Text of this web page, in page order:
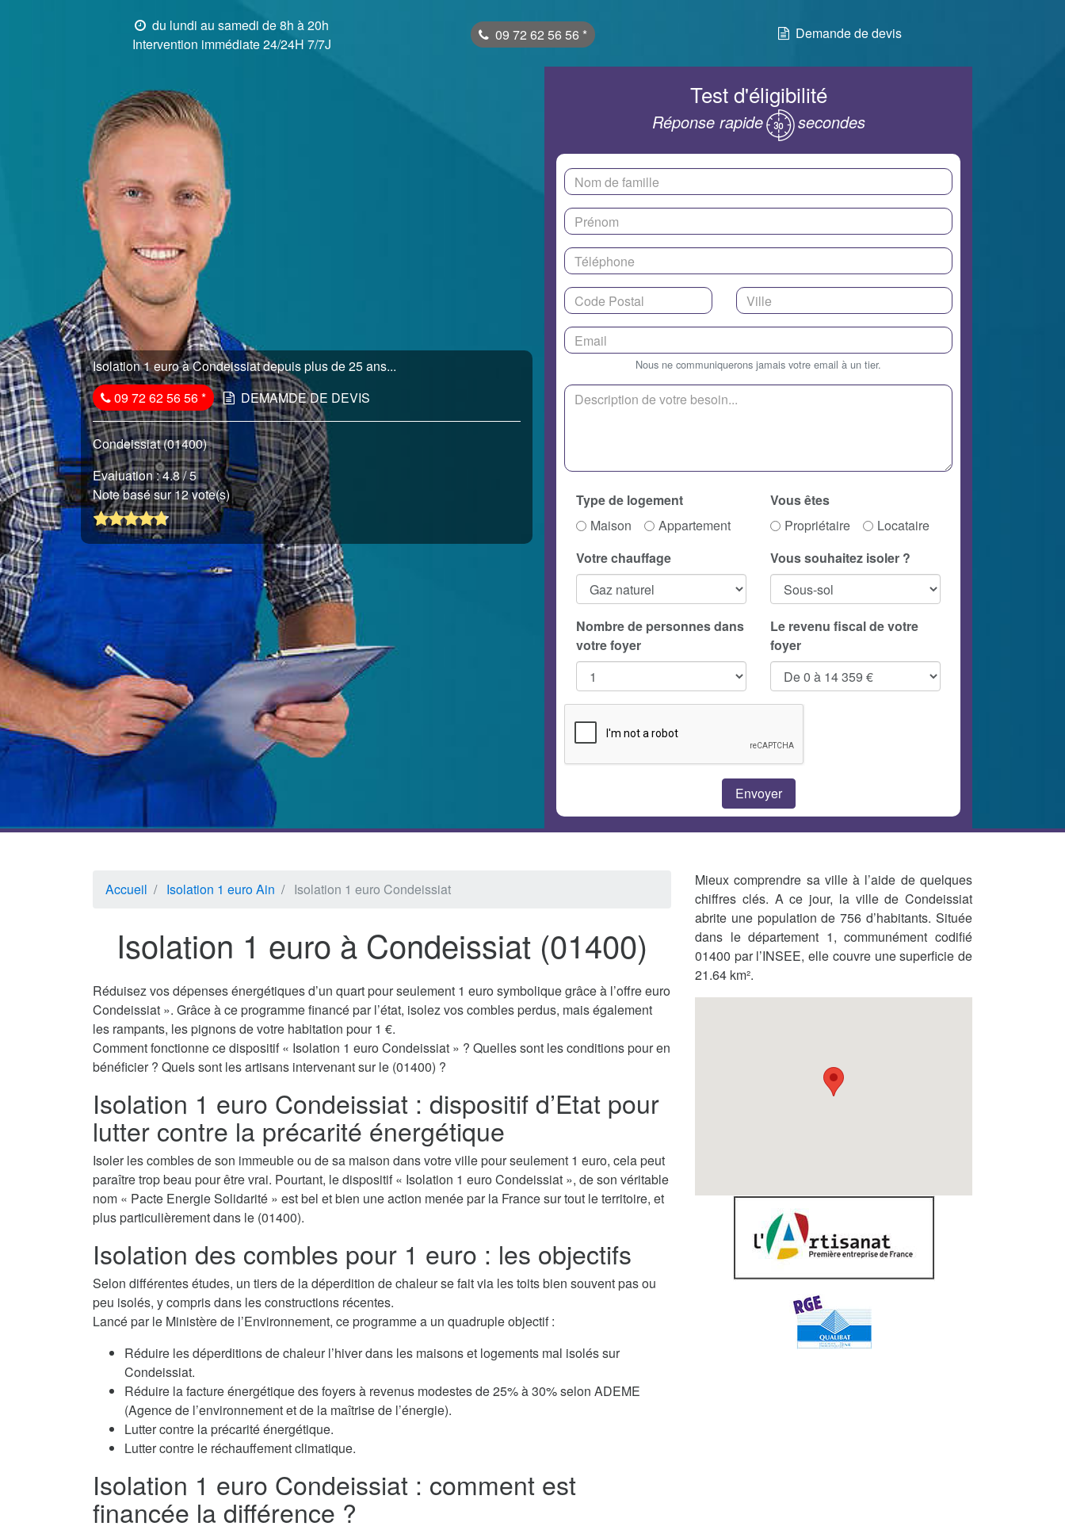
du lundi au samedi de 8h à 20h
Intervention immédiate 24/24H 7/7J
09 72 62 56 56 * Demande de devis
Isolation 1 euro à Condeissiat depuis plus de 25 ans...
09 72 62 56 56* DEMAMDE DE DEVIS
Condeissiat (01400)
Evaluation :4.8/ 5
Note basé sur 12 vote(s)
Test d'éligibilité
Réponse rapide secondes
Nous ne communiquerons jamais votre email à un tier.
Type de logement
Maison
Appartement
Vous êtes
Propriétaire
Locataire
Votre chauffage
Vous souhaitez isoler ?
Nombre de personnes dans
votre foyer
Le revenu fiscal de votre
foyer
Accueil Isolation 1 euro Ain Isolation 1 euro Condeissiat
Isolation 1 euro à Condeissiat (01400)
Réduisez vos dépenses énergétiques d’un quart pour seulement 1 euro symbolique grâce à l’offre euro
Condeissiat ». Grâce à ce programme financé par l’état, isolez vos combles perdus, mais également
les rampants, les pignons de votre habitation pour 1 €.
Comment fonctionne ce dispositif « Isolation 1 euro Condeissiat » ? Quelles sont les conditions pour en
bénéficier ? Quels sont les artisans intervenant sur le (01400) ?
Isolation 1 euro Condeissiat : dispositif d’Etat pour
lutter contre la précarité énergétique
Isoler les combles de son immeuble ou de sa maison dans votre ville pour seulement 1 euro, cela peut
paraître trop beau pour être vrai. Pourtant, le dispositif « Isolation 1 euro Condeissiat », de son véritable
nom « Pacte Energie Solidarité » est bel et bien une action menée par la France sur tout le territoire, et
plus particulièrement dans le (01400).
Isolation des combles pour 1 euro : les objectifs
Selon différentes études, un tiers de la déperdition de chaleur se fait via les toits bien souvent pas ou
peu isolés, y compris dans les constructions récentes.
Lancé par le Ministère de l’Environnement, ce programme a un quadruple objectif :
Réduire les déperditions de chaleur l’hiver dans les maisons et logements mal isolés sur
Condeissiat.
Réduire la facture énergétique des foyers à revenus modestes de 25% à 30% selon ADEME
(Agence de l’environnement et de la maîtrise de l’énergie).
Lutter contre la précarité énergétique.
Lutter contre le réchauffement climatique.
Isolation 1 euro Condeissiat : comment est
financée la différence ?
Mieux comprendre sa ville à l’aide de quelques
chiffres clés. A ce jour, la ville de Condeissiat
abrite une population de 756 d’habitants. Située
dans le département 1, communément codifié
01400 par l’INSEE, elle couvre une superficie de
21.64 km².